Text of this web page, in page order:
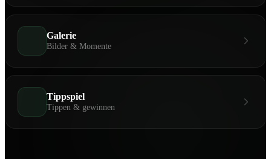
Galerie
Bilder & Momente
Tippspiel
Tippen & gewinnen